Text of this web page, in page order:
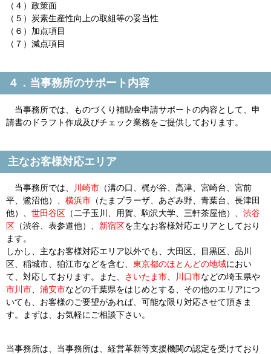
（４）政策面
（５）炭素生産性向上の取組等の妥当性
（６）加点項目
（７）減点項目
４．当事務所のサポート内容
当事務所では、ものづくり補助金申請サポートの内容として、申
請書のドラフト作成及びチェック業務をご提供しております。
主なお客様対応エリア
当事務所では、 川崎市 （溝の口、梶が谷、高津、宮崎台、宮前
平、鷺沼他）、 横浜市 （たまプラーザ、あざみ野、青葉台、長津田
他）、 世田谷区 （二子玉川、用賀、駒沢大学、三軒茶屋他）、 渋谷
区 （渋谷、表参道他）、 新宿区を主なお客様対応エリアとしており
ます。
しかし、主なお客様対応エリア以外でも、大田区、目黒区、品川
区、稲城市、狛江市などを含む、 東京都のほとんどの地域におい
て、対応しております。また、 さいたま市 川口市などの埼玉県や
市川市
浦安市などの千葉県をはじめとする、その他のエリアにつ
いても、お客様のご要望があれば、可能な限り対応させて頂きま
す。まずは、お気軽にご相談下さい。
当事務所は、当事務所は、経営革新等支援機関の認定を受けており